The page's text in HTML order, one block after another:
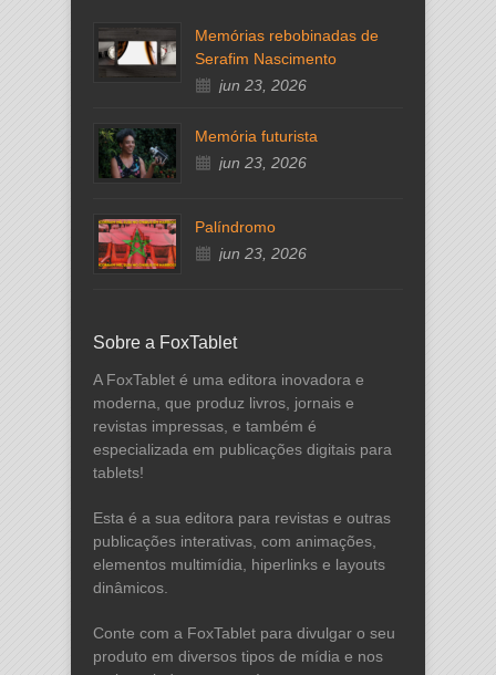
Memórias rebobinadas de
Serafim Nascimento
jun 23, 2026
Memória futurista
jun 23, 2026
Palíndromo
jun 23, 2026
Sobre a FoxTablet
A FoxTablet é uma editora inovadora e
moderna, que produz livros, jornais e
revistas impressas, e também é
especializada em publicações digitais para
tablets!
Esta é a sua editora para revistas e outras
publicações interativas, com animações,
elementos multimídia, hiperlinks e layouts
dinâmicos.
Conte com a FoxTablet para divulgar o seu
produto em diversos tipos de mídia e nos